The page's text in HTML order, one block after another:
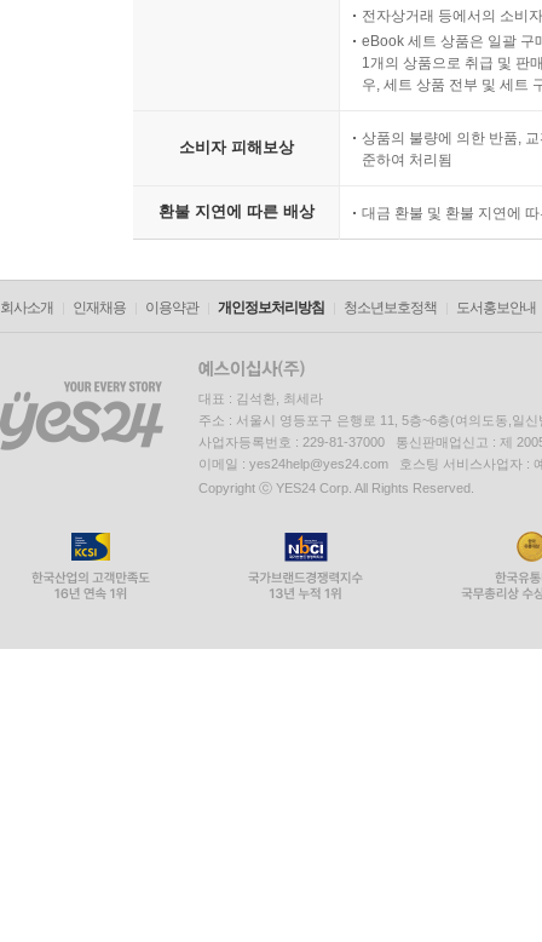
전자상거래 등에서의 소비
eBook 세트 상품은 일괄 구
1개의 상품으로 취급 및 판
우, 세트 상품 전부 및 세트
소비자 피해보상
상품의 불량에 의한 반품,
준하여 처리됨
환불 지연에 따른 배상 대금 환불 및 환불 지연에
회사소개 인재채용 이용약관 개인정보처리방침 청소년보호정책 도서홍보안내
대표 : 김석환, 최세라
주소 : 서울시 영등포구 은행로 11, 5층~6층(여의도동,일신
사업자등록번호 : 229-81-37000 통신판매업신고 : 제
이메일 : yes24help@yes24.com 호스팅 서비스사업자 :
Copyright ⓒ YES24 Corp. All Rights Reserved.